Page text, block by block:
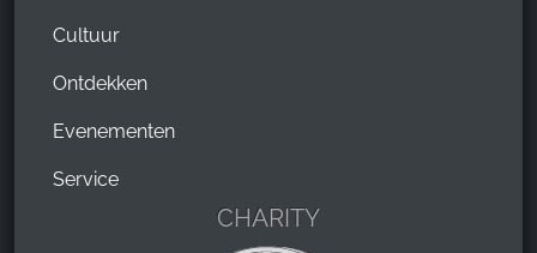
Cultuur
Ontdekken
Evenementen
Service
CHARITY